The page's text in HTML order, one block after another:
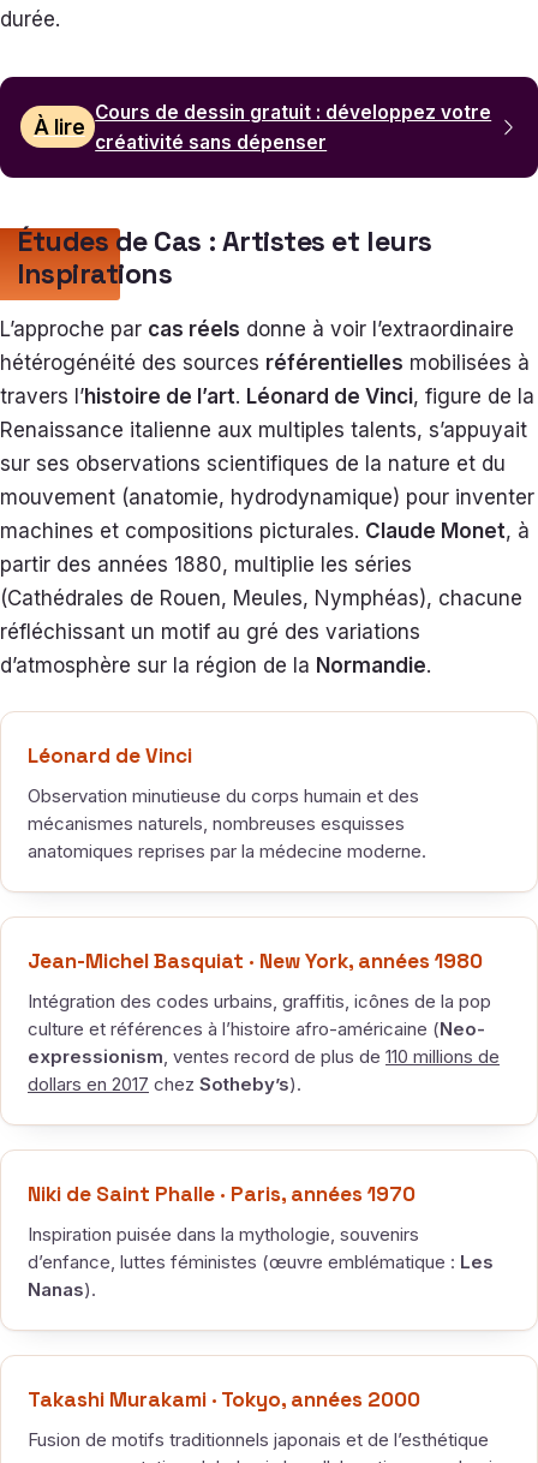
durée.
À lire
Cours de dessin gratuit : développez votre
créativité sans dépenser
Études de Cas : Artistes et leurs
Inspirations
L’approche par cas réels donne à voir l’extraordinaire
hétérogénéité des sources référentielles mobilisées à
travers l’histoire de l’art. Léonard de Vinci, figure de la
Renaissance italienne aux multiples talents, s’appuyait
sur ses observations scientifiques de la nature et du
mouvement (anatomie, hydrodynamique) pour inventer
machines et compositions picturales. Claude Monet, à
partir des années 1880, multiplie les séries
(Cathédrales de Rouen, Meules, Nymphéas), chacune
réfléchissant un motif au gré des variations
d’atmosphère sur la région de la Normandie.
Léonard de Vinci
Observation minutieuse du corps humain et des
mécanismes naturels, nombreuses esquisses
anatomiques reprises par la médecine moderne.
Jean-Michel Basquiat · New York, années 1980
Intégration des codes urbains, graffitis, icônes de la pop
culture et références à l’histoire afro-américaine (Neo-
expressionism , ventes record de plus de 110 millions de
dollars en 2017 chez Sotheby’s).
Niki de Saint Phalle · Paris, années 1970
Inspiration puisée dans la mythologie, souvenirs
d’enfance, luttes féministes (œuvre emblématique : Les
Nanas).
Takashi Murakami · Tokyo, années 2000
Fusion de motifs traditionnels japonais et de l’esthétique